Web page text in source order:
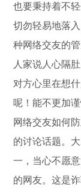
也要秉持着不
切勿轻易地落
种网络交友的
人家说人心隔
对方心里在想
呢！能不更加
网络交友如何
的讨论话题。
一，当心不愿
的网友。这是